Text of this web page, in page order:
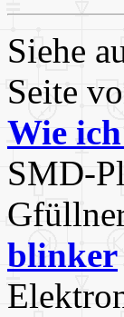
Siehe
Seite
Wie
SMD-
blinker